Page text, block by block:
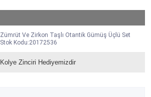
Zümrüt Ve Zirkon Taşlı Otantik Gümüş Üçlü Set
Stok Kodu:20172536
Kolye Zinciri Hediyemizdir